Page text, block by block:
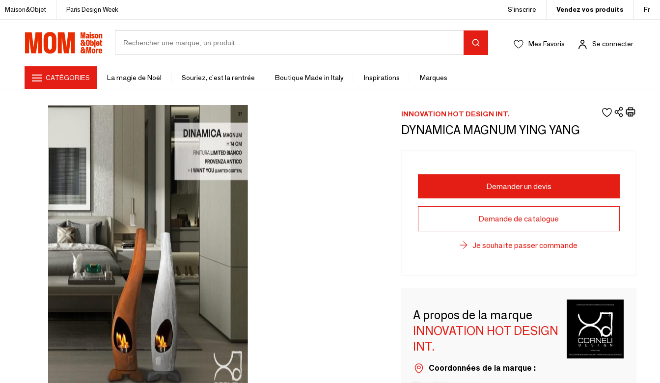
Maison&Objet Paris Design Week S’inscrire Vendez vos produits Fr
Mes Favoris Se connecter
CATÉGORIES La magie de Noël Souriez, c'est la rentrée Boutique Made in Italy Inspirations Marques
INNOVATION HOT DESIGN INT.
DYNAMICA MAGNUM YING YANG
Demander un devis
Demande de catalogue
Je souhaite passer commande
A propos de la marque
INNOVATION HOT DESIGN
INT.
Coordonnées de la marque :